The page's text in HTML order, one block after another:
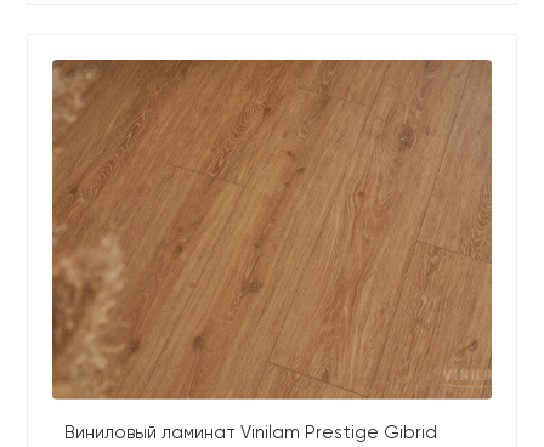
Виниловый ламинат Vinilam Prestige Gibrid